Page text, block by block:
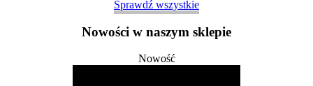
Sprawdź wszystkie
Nowości w naszym sklepie
Nowość